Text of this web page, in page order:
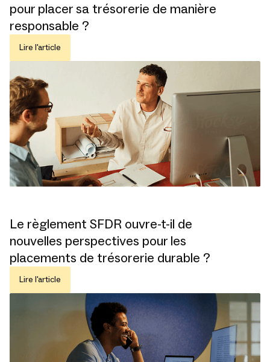
pour placer sa trésorerie de manière
responsable ?
Lire l'article
Le règlement SFDR ouvre-t-il de
nouvelles perspectives pour les
placements de trésorerie durable ?
Lire l'article